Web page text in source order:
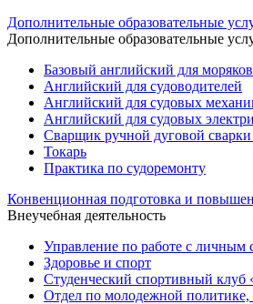
Дополнительные образовательные
Дополнительные образовательные
Базовый английский для моряков
Английский для судоводителей
Английский для судовых
Английский для судовых
Cварщик ручной дуговой
Токарь
Практика по судоремонту
Конвенционная подготовка и
Внеучебная деятельность
Управление по работе с личным
Здоровье и спорт
Студенческий спортивный клуб
Отдел по молодежной